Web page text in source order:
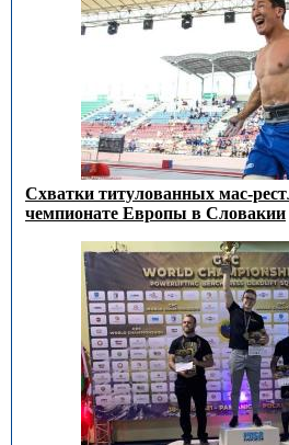
Схватки титулованных мас-
чемпионате Европы в Словакии